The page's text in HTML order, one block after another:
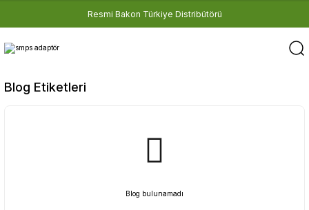
Resmi Bakon Türkiye Distribütörü
Blog Etiketleri
Blog bulunamadı